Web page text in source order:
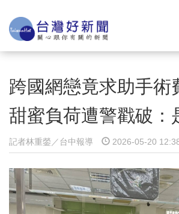
跨國網戀竟求助手
甜蜜負荷遭警戳破：
記者林重鎣／台中報導 2026-05-20